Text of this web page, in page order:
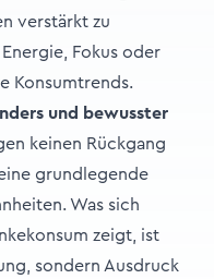
verstärkt zu
Fokus oder
Konsumtrends.
und bewusster
keinen Rückgang
grundlegende
Was sich
zeigt, ist
sondern Ausdruck